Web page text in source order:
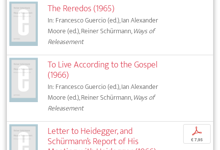
The Reredos (1965)
In: Francesco Guercio (ed.), Ian Alexander
Moore (ed.), Reiner Schürmann,Ways of
Releasement
To Live According to the Gospel
(1966)
In: Francesco Guercio (ed.), Ian Alexander
Moore (ed.), Reiner Schürmann,Ways of
Releasement
Letter to Heidegger, and
Schürmann’s Report of His
p
€ 7,95